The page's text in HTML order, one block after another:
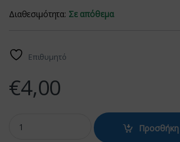
Διαθεσιμότητα: Σε απόθεμα
Επιθυμητό
€4,00
Θήκη Σιλικόνης CITROEN ΚΟΚΚΙΝΗ quantity
Προσθήκη